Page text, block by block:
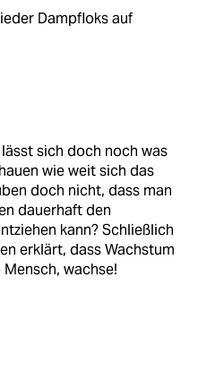
Dampfloks auf
sich doch noch was
wie weit sich das
doch nicht, dass man
dauerhaft den
kann? Schließlich
erklärt, dass Wachstum
wachse!